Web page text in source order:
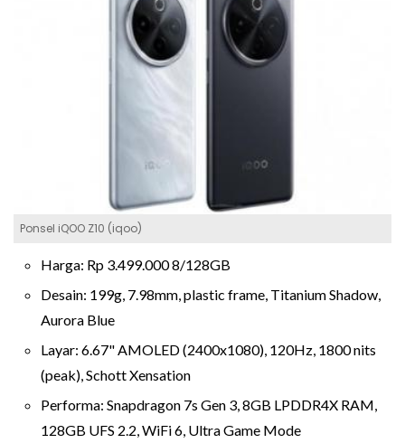
Ponsel iQOO Z10 (iqoo)
Harga: Rp 3.499.000 8/128GB
Desain: 199g, 7.98mm, plastic frame, Titanium Shadow,
Aurora Blue
Layar: 6.67" AMOLED (2400x1080), 120Hz, 1800 nits
(peak), Schott Xensation
Performa: Snapdragon 7s Gen 3, 8GB LPDDR4X RAM,
128GB UFS 2.2, WiFi 6, Ultra Game Mode